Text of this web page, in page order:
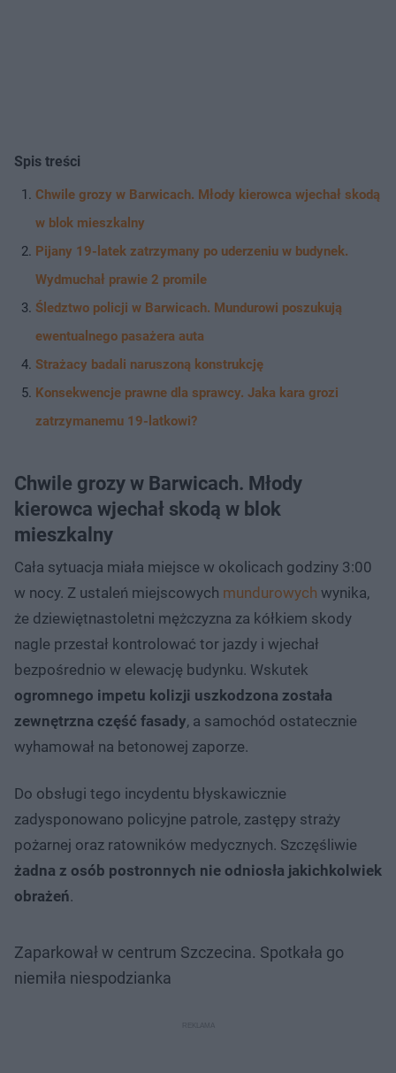
Spis treści
Chwile grozy w Barwicach. Młody kierowca wjechał skodą
w blok mieszkalny
Pijany 19-latek zatrzymany po uderzeniu w budynek.
Wydmuchał prawie 2 promile
Śledztwo policji w Barwicach. Mundurowi poszukują
ewentualnego pasażera auta
Strażacy badali naruszoną konstrukcję
Konsekwencje prawne dla sprawcy. Jaka kara grozi
zatrzymanemu 19-latkowi?
Chwile grozy w Barwicach. Młody
kierowca wjechał skodą w blok
mieszkalny
Cała sytuacja miała miejsce w okolicach godziny 3:00
w nocy. Z ustaleń miejscowych mundurowych wynika,
że dziewiętnastoletni mężczyzna za kółkiem skody
nagle przestał kontrolować tor jazdy i wjechał
bezpośrednio w elewację budynku. Wskutek
ogromnego impetu kolizji uszkodzona została
zewnętrzna część fasady, a samochód ostatecznie
wyhamował na betonowej zaporze.
Do obsługi tego incydentu błyskawicznie
zadysponowano policyjne patrole, zastępy straży
pożarnej oraz ratowników medycznych. Szczęśliwie
żadna z osób postronnych nie odniosła jakichkolwiek
obrażeń.
Zaparkował w centrum Szczecina. Spotkała go
niemiła niespodzianka